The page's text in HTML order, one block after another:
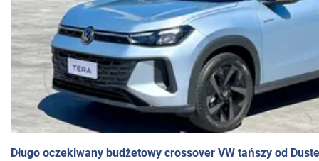
Długo oczekiwany budżetowy crossover VW tańszy od